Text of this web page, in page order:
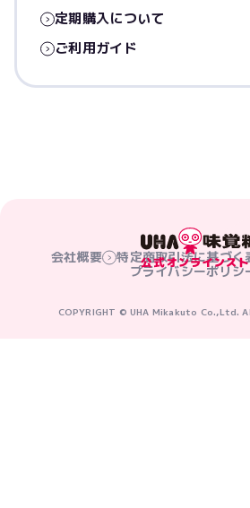
定期購入について
ご利用ガイド
会社概要 特定商取引法に基づく
プライバシーポリシ
COPYRIGHT © UHA Mikakuto Co.,Ltd.